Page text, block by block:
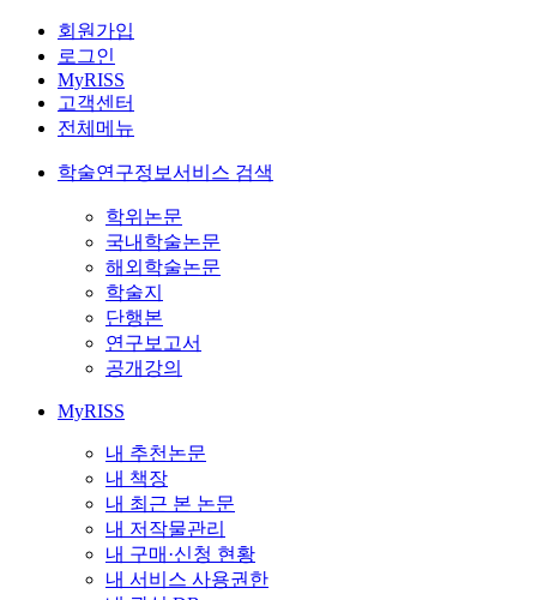
회원가입
로그인
MyRISS
고객센터
전체메뉴
학술연구정보서비스 검색
학위논문
국내학술논문
해외학술논문
학술지
단행본
연구보고서
공개강의
MyRISS
내 추천논문
내 책장
내 최근 본 논문
내 저작물관리
내 구매·신청 현황
내 서비스 사용권한